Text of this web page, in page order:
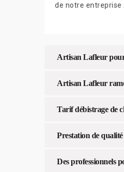
de notre entreprise
Artisan Lafleur
Artisan Lafleur
Tarif débistrage de
Prestation de
Des professionnels